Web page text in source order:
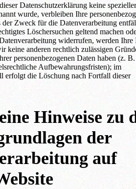
Datenschutzerklärung keine
wurde, verbleiben Ihre
der Zweck für die Datenverarbeitung
Löschersuchen geltend machen
widerrufen, werden Ihre
keine anderen rechtlich zulässigen
personenbezogenen Daten haben (z. B.
Aufbewahrungsfristen); im
erfolgt die Löschung nach Fortfall dieser
Hinweise zu
der
auf